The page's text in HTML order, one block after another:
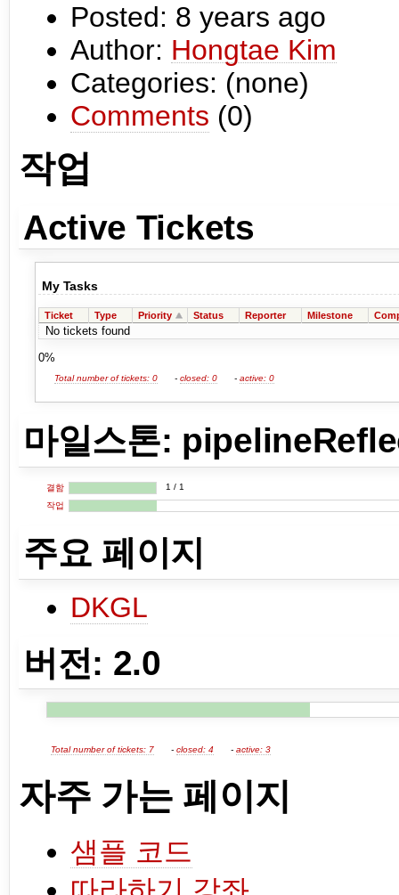
Posted: 8 years ago
Author: Hongtae Kim
Categories: (none)
Comments (0)
작업
Active Tickets
My Tasks
Ticket Type Priority Status Reporter Milestone
No tickets found
0%
Total number of tickets: 0 -closed: 0 -active: 0
마일스톤:
결함
1 / 1
작업
주요 페이지
DKGL
버전: 2.0
Total number of tickets: 7 - closed: 4 - active: 3
자주 가는 페이지
샘플 코드